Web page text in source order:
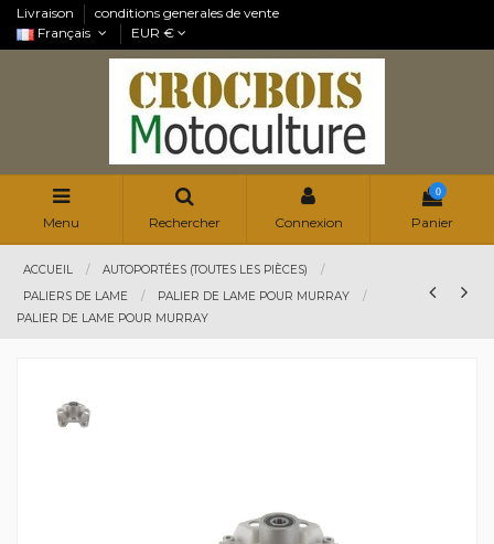
Livraison
conditions generales de vente
Français
EUR €
Menu Rechercher Connexion
0
Panier
ACCUEIL
AUTOPORTÉES (TOUTES LES PIÈCES)
PALIERS DE LAME
PALIER DE LAME POUR MURRAY
PALIER DE LAME POUR MURRAY